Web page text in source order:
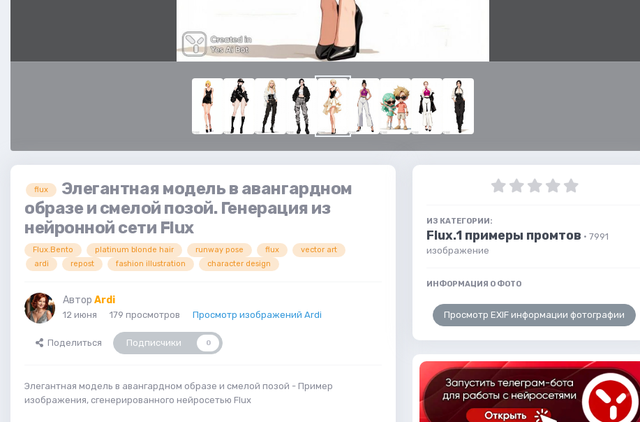
flux
Элегантная модель в авангардном
образе и смелой позой. Генерация из
нейронной сети Flux
Flux.Bento platinum blonde hair runway pose flux
vector art
ardi
repost fashion illustration character design
Автор Ardi
12 июня 179 просмотров Просмотр изображений Ardi
Поделиться Подписчики 0
Элегантная модель в авангардном образе и смелой позой - Пример
изображения, сгенерированного нейросетью Flux
ИЗ КАТЕГОРИИ:
Flux.1 примеры промтов · 7991
изображение
ИНФОРМАЦИЯ О ФОТО
Просмотр EXIF информации фотографии